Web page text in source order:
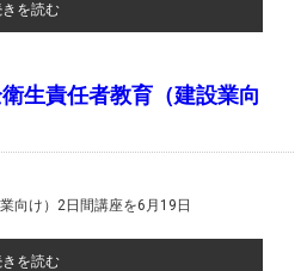
きを読む
生責任者教育（建設業向
向け）2日間講座を6月19日
きを読む